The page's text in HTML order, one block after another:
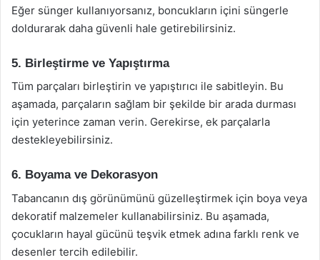
Eğer sünger kullanıyorsanız, boncukların içini süngerle
doldurarak daha güvenli hale getirebilirsiniz.
5. Birleştirme ve Yapıştırma
Tüm parçaları birleştirin ve yapıştırıcı ile sabitleyin. Bu
aşamada, parçaların sağlam bir şekilde bir arada durması
için yeterince zaman verin. Gerekirse, ek parçalarla
destekleyebilirsiniz.
6. Boyama ve Dekorasyon
Tabancanın dış görünümünü güzelleştirmek için boya veya
dekoratif malzemeler kullanabilirsiniz. Bu aşamada,
çocukların hayal gücünü teşvik etmek adına farklı renk ve
desenler tercih edilebilir.